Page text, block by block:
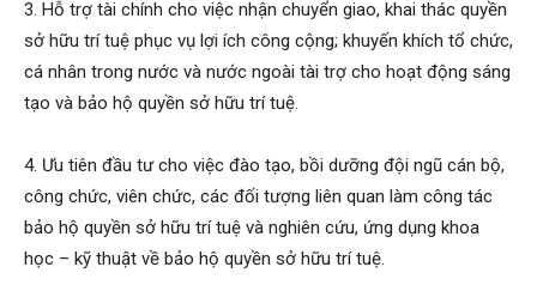
3. Hỗ trợ tài chính cho việc nhận chuyển giao, khai thác quyền
sở hữu trí tuệ phục vụ lợi ích công cộng; khuyến khích tổ chức,
cá nhân trong nước và nước ngoài tài trợ cho hoạt động sáng
tạo và bảo hộ quyền sở hữu trí tuệ.
4. Ưu tiên đầu tư cho việc đào tạo, bồi dưỡng đội ngũ cán bộ,
công chức, viên chức, các đối tượng liên quan làm công tác
bảo hộ quyền sở hữu trí tuệ và nghiên cứu, ứng dụng khoa
học – kỹ thuật về bảo hộ quyền sở hữu trí tuệ.